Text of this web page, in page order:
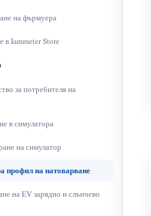
на фърмуера
в Iammeter Store
за потребителя на
в симулатора
на симулатор
профил на натоварване
на EV зарядно и слънчево